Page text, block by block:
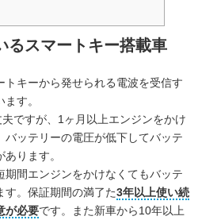
るスマートキー搭載車
トキーから発せられる電波を受信す
す。
ですが、1ヶ月以上エンジンをかけ
ッテリーの電圧が低下してバッテ
ります。
間エンジンをかけなくてもバッテ
す。保証期間の満了た3年以上使い続
が必要です。また新車から10年以上